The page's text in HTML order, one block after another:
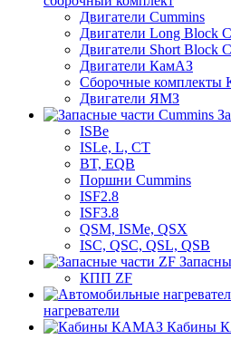
Двигатели Cummins
Двигатели Long Bloсk
Двигатели Short Bloсk
Двигатели КамАЗ
Сборочные комплекты
Двигатели ЯМЗ
ISBe
ISLe, L, CT
BT, EQB
Поршни Cummins
ISF2.8
ISF3.8
QSM, ISMe, QSX
ISC, QSC, QSL, QSB
КПП ZF
нагреватели
Кабины